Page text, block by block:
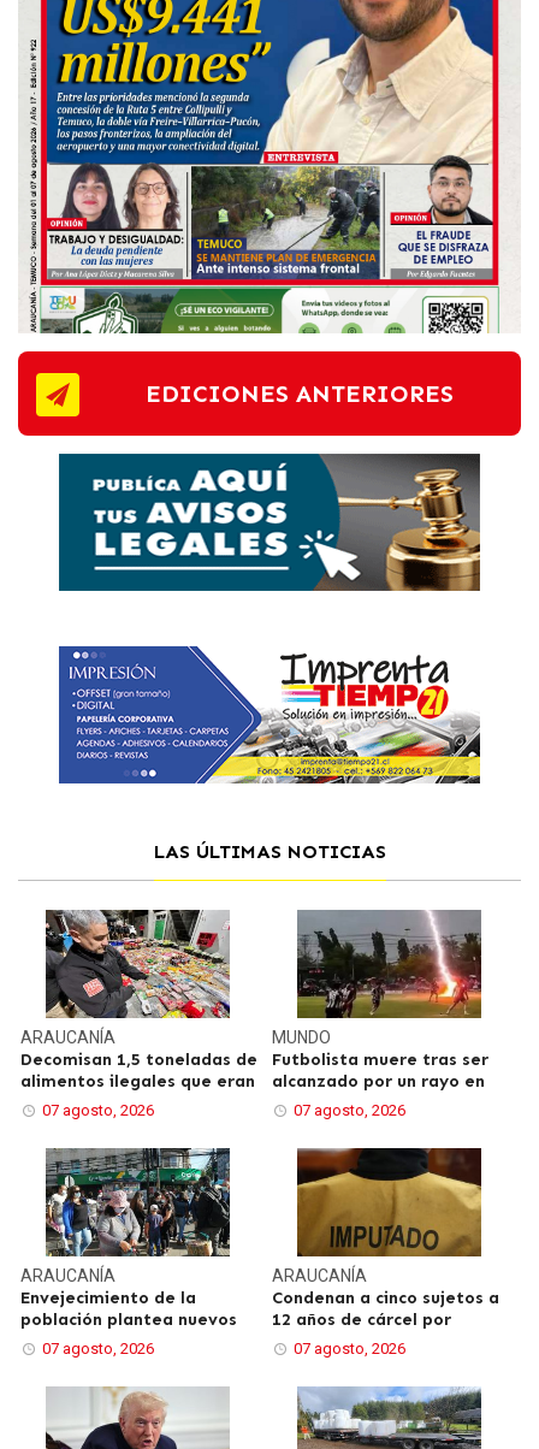
EDICIONES ANTERIORES
LAS ÚLTIMAS NOTICIAS
ARAUCANÍA
Decomisan 1,5 toneladas de
alimentos ilegales que eran
07 agosto, 2026
MUNDO
Futbolista muere tras ser
alcanzado por un rayo en
07 agosto, 2026
ARAUCANÍA
Envejecimiento de la
población plantea nuevos
07 agosto, 2026
ARAUCANÍA
Condenan a cinco sujetos a
12 años de cárcel por
07 agosto, 2026